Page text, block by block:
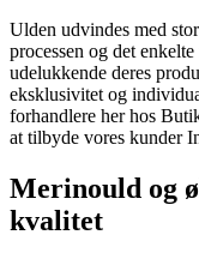
Ulden udvindes med
processen og det
udelukkende deres
eksklusivitet og
forhandlere her hos
at tilbyde vores kunder
Merinould og
kvalitet